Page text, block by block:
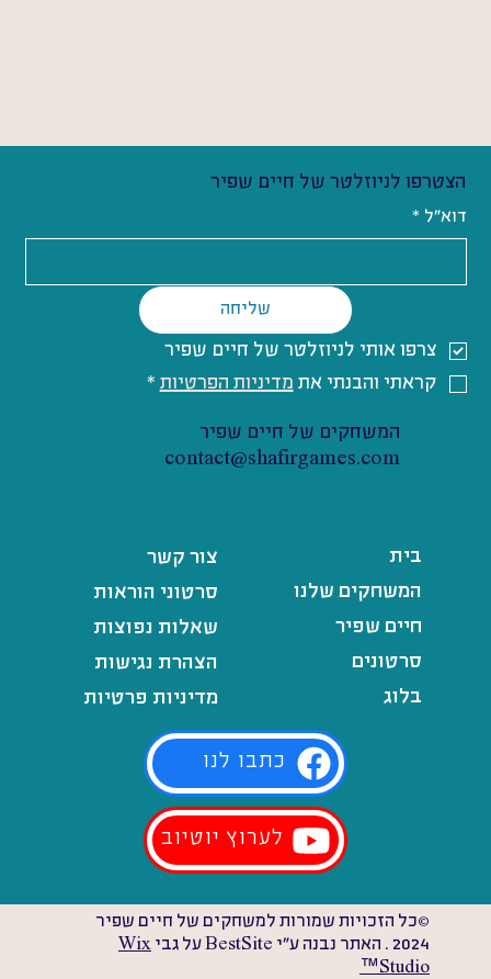
צור קשר
סרטוני הוראות
שאלות נפוצות
הצהרת נגישות
מדיניות פרטיות
בית
המשחקים שלנו
חיים שפיר
סרטונים
בלוג
הצטרפו לניוזלטר של חיים שפיר
דוא"ל *
שליחה
צרפו אותי לניוזלטר של חיים שפיר
קראתי והבנתי את מדיניות הפרטיות *
המשחקים של חיים שפיר
contact@shafirgames.com
לערוץ יוטיוב
כתבו לנו
©כל הזכויות שמורות למשחקים של חיים שפיר
2024 . האתר נבנה ע"י BestSite על גבי
Wix
Studio™